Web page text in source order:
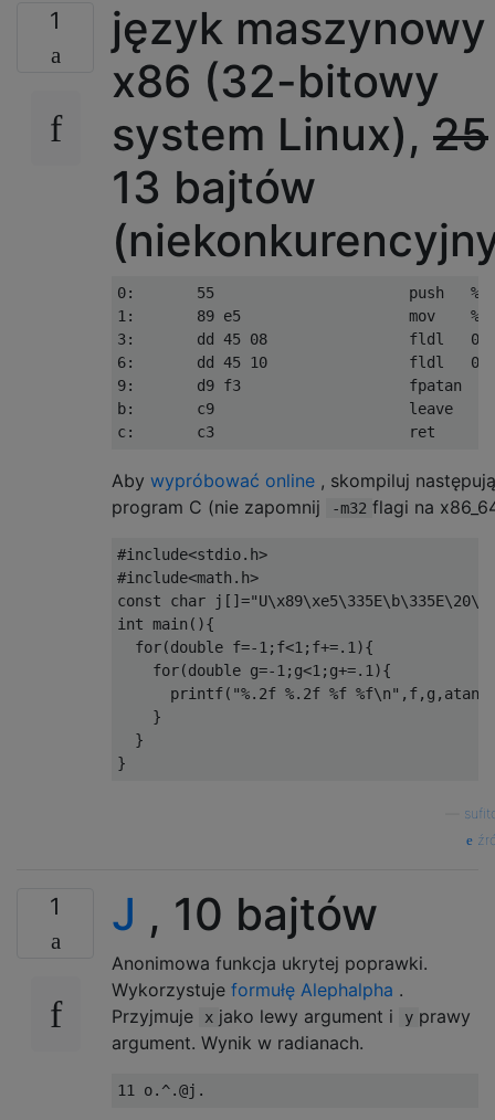
1
język maszynowy
x86 (32-bitowy
system Linux), 25
13 bajtów
0:       55                      push
1:       89 e5                   mov
3:       dd 45 08                fldl
6:       dd 45 10                fldl
9:       d9 f3                   fpatan
b:       c9                      leave
Aby wypróbować online , skompiluj
program C (nie zapomnij
-m32 flagi na
#include<stdio.h>
#include<math.h>
const char
int main(){
  for(double f=-1;f<1;f+=.1){
    for(double g=-1;g<1;g+=.1){
printf("%.2f %.2f %f
    }
  }
1 J , 10 bajtów
Anonimowa funkcja ukrytej poprawki.
Wykorzystuje formułę Alephalpha .
Przyjmuje
x jako lewy argument i y prawy
argument. Wynik w radianach.